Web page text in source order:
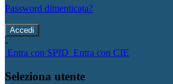
Password dimenticata?
-
Entra con SPID Entra con CIE
Seleziona utente